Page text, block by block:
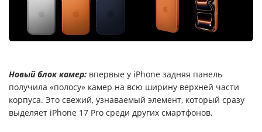
Новый блок камер: впервые у iPhone задняя панель
получила «полосу» камер на всю ширину верхней части
корпуса. Это свежий, узнаваемый элемент, который сразу
выделяет iPhone 17 Pro среди других смартфонов.